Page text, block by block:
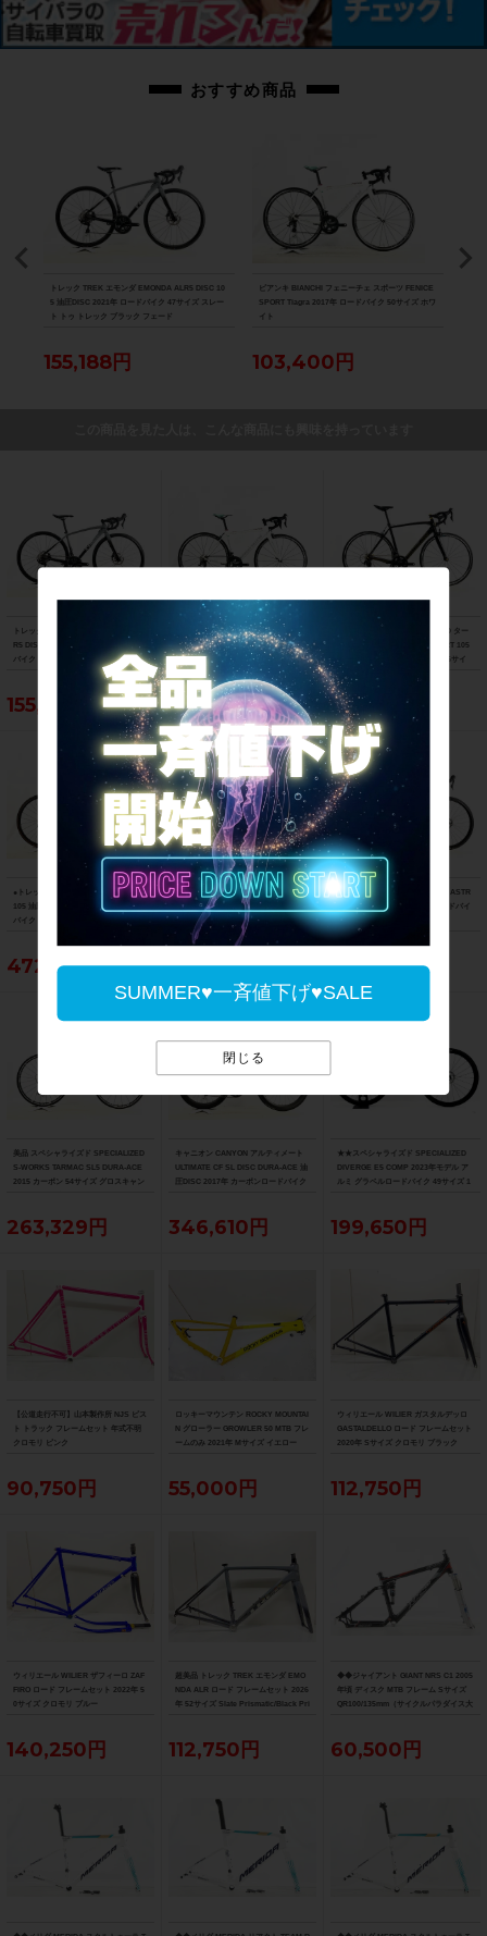
SUMMER♥一斉値下げ♥SALE
閉じる
ペダルは付属いたしません。別途ご用意下さい。
画像に無いキズや汚れもございます。※出品後に店頭にて展示しておりますの
ものですべてとなりますのでご了承ください。
cpt-2601061701-bi-037605770
おすすめ商品
トレック TREK エモンダ EMONDA ALR5 DISC 10
5 油圧DISC 2021年 ロードバイク 47サイズ スレー
ト トゥ トレック ブラック フェード
155,188円
ビアンキ BIANCHI フェニーチェ スポーツ FENICE
SPORT Tiagra 2017年 ロードバイク 50サイズ ホワ
イト
103,400円
トレック TREK エモンダ EMONDA AL
R5 DISC 105 油圧DISC 2021年 ロード
バイク 47サイズ スレート トゥ トレッ
155,188円
ビアンキ BIANCHI フェニーチェ スポ
ーツ FENICE SPORT Tiagra 2017年
ロードバイク 50サイズ ホワイト
103,400円
スペシャライズド SPECIALIZED ター
マック スポーツ TARMAC SPORT 105
2018年 カーボンロードバイク 56サイ
ズ サガン スーパースター
121,000円
●トレック TREK マドン MADONE SL6
105 油圧DISC 2021年 カーボンロード
バイク 52サイズ リチウムグレー/トレ
472,153円
フェルト FELT F5 105 2013年 カーボ
ンロードバイク 58サイズ ブラック
55,000円
サンピード SUNPEED アストロ ASTR
O Tiagra 油圧DISC 2025年 ロードバイ
ク Lサイズ ブラック
63,800円
美品 スペシャライズド SPECIALIZED
S-WORKS TARMAC SL5 DURA-ACE
2015 カーボン 54サイズ グロスキャン
263,329円
キャニオン CANYON アルティメート
ULTIMATE CF SL DISC DURA-ACE 油
圧DISC 2017年 カーボンロードバイク
346,610円
★★スペシャライズド SPECIALIZED
DIVERGE E5 COMP 2023年モデル ア
ルミ グラベルロードバイク 49サイズ 1
199,650円
【公道走行不可】山本製作所 NJS ピス
ト トラック フレームセット 年式不明
クロモリ ピンク
90,750円
ロッキーマウンテン ROCKY MOUNTAI
N グローラー GROWLER 50 MTB フレ
ームのみ 2021年 Mサイズ イエロー
55,000円
ウィリエール WILIER ガスタルデッロ
GASTALDELLO ロード フレームセット
2020年 Sサイズ クロモリ ブラック
112,750円
ウィリエール WILIER ザフィーロ ZAF
FIRO ロード フレームセット 2022年 5
0サイズ クロモリ ブルー
140,250円
超美品 トレック TREK エモンダ EMO
NDA ALR ロード フレームセット 2026
年 52サイズ Slate Prismatic/Black Pri
112,750円
◆◆ジャイアント GIANT NRS C1 2005
年頃 ディスク MTB フレーム Sサイズ
QR100/135mm（サイクルパラダイス大
60,500円